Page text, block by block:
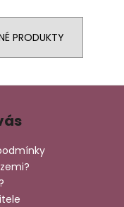
PRODUKTY